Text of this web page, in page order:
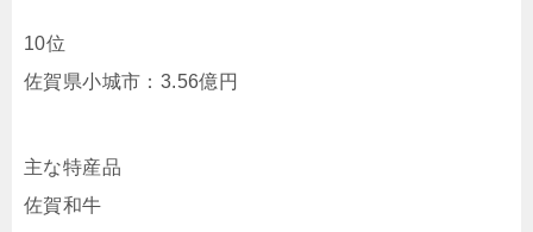
10位
佐賀県小城市：3.56億円
主な特産品
佐賀和牛